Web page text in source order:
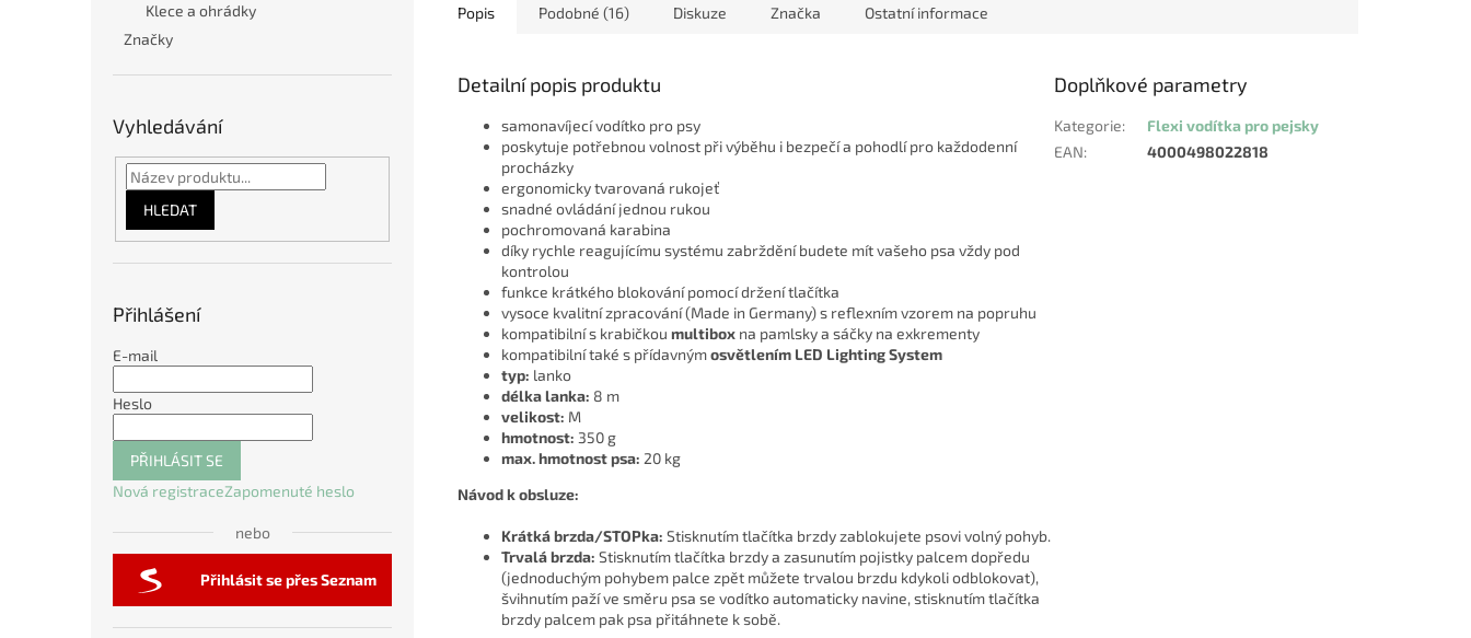
Klece a ohrádky
Značky
Vyhledávání
HLEDAT
Přihlášení
E-mail
Heslo
PŘIHLÁSIT SE
Nová registraceZapomenuté heslo
nebo
Přihlásit se přes Seznam
Popis Podobné (16) Diskuze Značka Ostatní informace
Detailní popis produktu
samonavíjecí vodítko pro psy
poskytuje potřebnou volnost při výběhu i bezpečí a pohodlí pro každodenní
procházky
ergonomicky tvarovaná rukojeť
snadné ovládání jednou rukou
pochromovaná karabina
díky rychle reagujícímu systému zabrždění budete mít vašeho psa vždy pod
kontrolou
funkce krátkého blokování pomocí držení tlačítka
vysoce kvalitní zpracování (Made in Germany) s reflexním vzorem na popruhu
kompatibilní s krabičkou multibox na pamlsky a sáčky na exkrementy
kompatibilní také s přídavnýmosvětlením LED Lighting System
typ: lanko
délka lanka: 8 m
velikost: M
hmotnost: 350 g
max. hmotnost psa: 20 kg
Návod k obsluze:
Krátká brzda/STOPka: Stisknutím tlačítka brzdy zablokujete psovi volný pohyb.
Trvalá brzda: Stisknutím tlačítka brzdy a zasunutím pojistky palcem dopředu
(jednoduchým pohybem palce zpět můžete trvalou brzdu kdykoli odblokovat),
švihnutím paží ve směru psa se vodítko automaticky navine, stisknutím tlačítka
brzdy palcem pak psa přitáhnete k sobě.
Doplňkové parametry
Kategorie:
Flexi vodítka pro pejsky
EAN: 4000498022818